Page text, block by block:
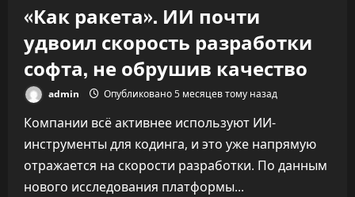
«Как ракета». ИИ почти
удвоил скорость разработки
софта, не обрушив качество
admin Опубликовано 5 месяцев тому назад
Компании всё активнее используют ИИ-
инструменты для кодинга, и это уже напрямую
отражается на скорости разработки. По данным
нового исследования платформы...